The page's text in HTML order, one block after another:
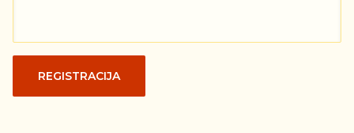
REGISTRACIJA